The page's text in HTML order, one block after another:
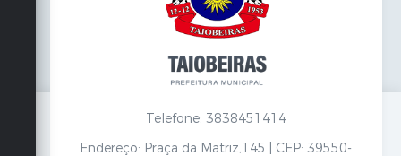
Telefone: 3838451414
Endereço: Praça da Matriz,145 | CEP: 39550-